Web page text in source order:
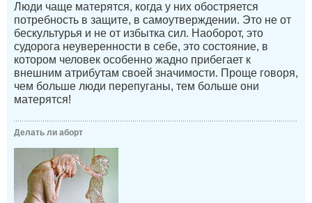
Люди чаще матерятся, когда у них обостряется
потребность в защите, в самоутверждении. Это не от
бескультурья и не от избытка сил. Наоборот, это
судорога неуверенности в себе, это состояние, в
котором человек особенно жадно прибегает к
внешним атрибутам своей значимости. Проще говоря,
чем больше люди перепуганы, тем больше они
матерятся!
Делать ли аборт